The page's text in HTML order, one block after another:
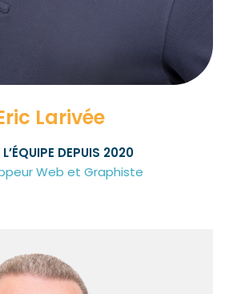
Larivée
DEPUIS 2020
Web et Graphiste